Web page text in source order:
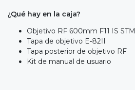
¿Qué hay en la caja?
Objetivo RF 600mm F11 IS STM
Tapa de objetivo E-82II
Tapa posterior de objetivo RF
Kit de manual de usuario